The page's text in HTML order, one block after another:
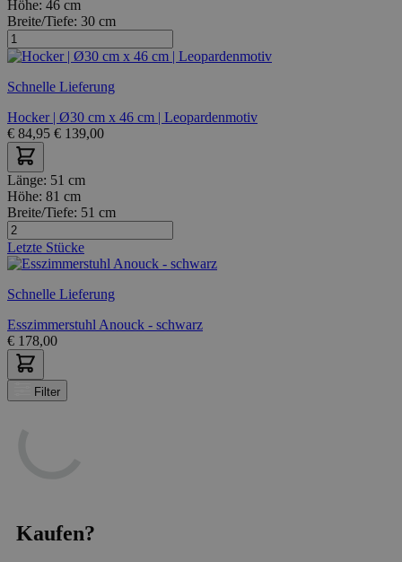
Höhe: 46 cm
Breite/Tiefe: 30 cm
Schnelle Lieferung
Hocker | Ø30 cm x 46 cm | Leopardenmotiv
€ 84,95 € 139,00
Länge: 51 cm
Höhe: 81 cm
Breite/Tiefe: 51 cm
Letzte Stücke
Schnelle Lieferung
Esszimmerstuhl Anouck - schwarz
€ 178,00
Filter
Kaufen?